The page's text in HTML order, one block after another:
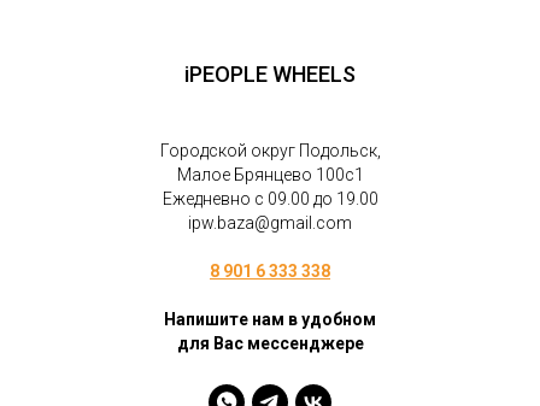
iPEOPLE WHEELS
Городской округ Подольск,
Малое Брянцево 100с1
Ежедневно с 09.00 до 19.00
ipw.baza@gmail.com
8 901 6 333 338
Напишите нам в удобном
для Вас мессенджере